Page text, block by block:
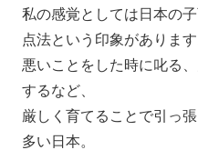
私の感覚としては日本の
点法という印象があります
悪いことをした時に叱る
するなど、
厳しく育てることで引っ
多い日本。